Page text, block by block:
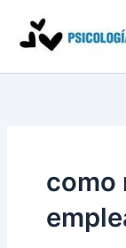
contenido
como